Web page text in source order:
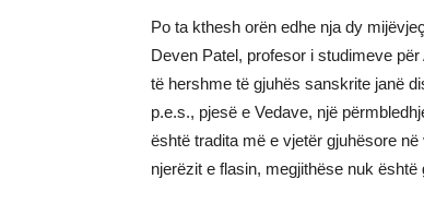
Po ta kthesh orën edhe nja dy
Deven Patel, profesor i studimeve
të hershme të gjuhës sanskrite janë
p.e.s., pjesë e Vedave, një
është tradita më e vjetër gjuhësore
njerëzit e flasin, megjithëse nuk